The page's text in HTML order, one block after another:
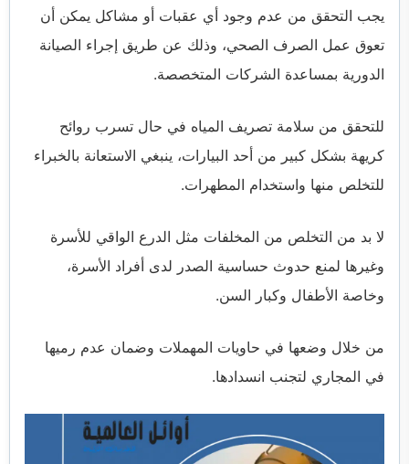
يجب التحقق من عدم وجود أي عقبات أو مشاكل يمكن أن
تعوق عمل الصرف الصحي، وذلك عن طريق إجراء الصيانة
الدورية بمساعدة الشركات المتخصصة.
للتحقق من سلامة تصريف المياه في حال تسرب روائح
كريهة بشكل كبير من أحد البيارات، ينبغي الاستعانة بالخبراء
للتخلص منها واستخدام المطهرات.
لا بد من التخلص من المخلفات مثل الدرع الواقي للأسرة
وغيرها لمنع حدوث حساسية الصدر لدى أفراد الأسرة،
وخاصة الأطفال وكبار السن.
من خلال وضعها في حاويات المهملات وضمان عدم رميها
في المجاري لتجنب انسدادها.